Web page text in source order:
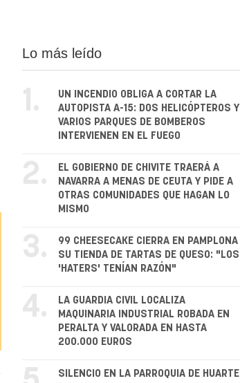
Lo más leído
1.
UN INCENDIO OBLIGA A CORTAR LA
AUTOPISTA A-15: DOS HELICÓPTEROS Y
VARIOS PARQUES DE BOMBEROS
INTERVIENEN EN EL FUEGO
2.
EL GOBIERNO DE CHIVITE TRAERÁ A
NAVARRA A MENAS DE CEUTA Y PIDE A
OTRAS COMUNIDADES QUE HAGAN LO
MISMO
3.
99 CHEESECAKE CIERRA EN PAMPLONA
SU TIENDA DE TARTAS DE QUESO: "LOS
'HATERS' TENÍAN RAZÓN"
4.
LA GUARDIA CIVIL LOCALIZA
MAQUINARIA INDUSTRIAL ROBADA EN
PERALTA Y VALORADA EN HASTA
200.000 EUROS
SILENCIO EN LA PARROQUIA DE HUARTE